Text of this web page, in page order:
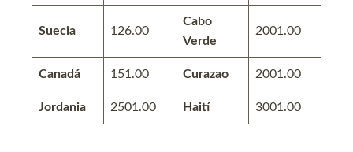
Suecia 126.00
Cabo
Verde
2001.00
Canadá 151.00 Curazao 2001.00
Jordania 2501.00 Haití 3001.00